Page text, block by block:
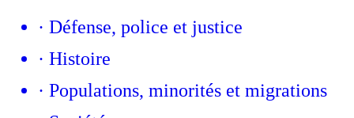
· Défense, police et justice
· Histoire
· Populations, minorités et migrations